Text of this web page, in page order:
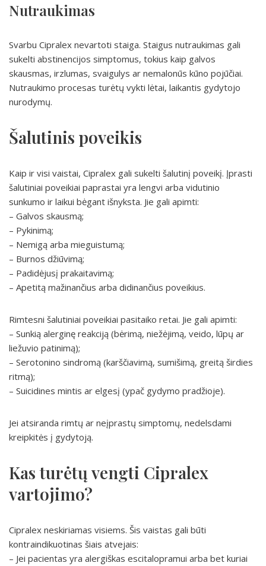
Nutraukimas
Svarbu Cipralex nevartoti staiga. Staigus nutraukimas gali
sukelti abstinencijos simptomus, tokius kaip galvos
skausmas, irzlumas, svaigulys ar nemalonūs kūno pojūčiai.
Nutraukimo procesas turėtų vykti lėtai, laikantis gydytojo
nurodymų.
Šalutinis poveikis
Kaip ir visi vaistai, Cipralex gali sukelti šalutinį poveikį. Įprasti
šalutiniai poveikiai paprastai yra lengvi arba vidutinio
sunkumo ir laikui bėgant išnyksta. Jie gali apimti:
– Galvos skausmą;
– Pykinimą;
– Nemigą arba mieguistumą;
– Burnos džiūvimą;
– Padidėjusį prakaitavimą;
– Apetitą mažinančius arba didinančius poveikius.
Rimtesni šalutiniai poveikiai pasitaiko retai. Jie gali apimti:
– Sunkią alerginę reakciją (bėrimą, niežėjimą, veido, lūpų ar
liežuvio patinimą);
– Serotonino sindromą (karščiavimą, sumišimą, greitą širdies
ritmą);
– Suicidines mintis ar elgesį (ypač gydymo pradžioje).
Jei atsiranda rimtų ar neįprastų simptomų, nedelsdami
kreipkitės į gydytoją.
Kas turėtų vengti Cipralex
vartojimo?
Cipralex neskiriamas visiems. Šis vaistas gali būti
kontraindikuotinas šiais atvejais:
– Jei pacientas yra alergiškas escitalopramui arba bet kuriai